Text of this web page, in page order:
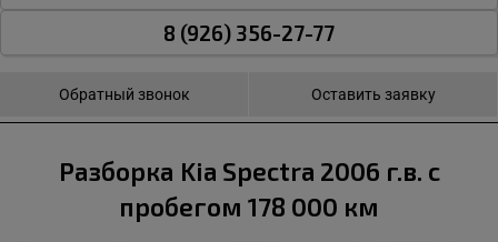
8 (926) 356-27-77
Обратный звонок Оставить заявку
Разборка Kia Spectra 2006 г.в. с
пробегом 178 000 км